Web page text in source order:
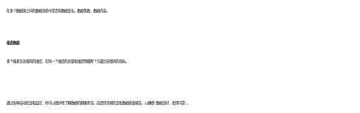
在多个数据源之间的数据流转中是否有数据变化。数据条数，数据内容。
报表数据
多个报表包含相同的维度，在同一个维度的总量和维度明细两个方面比较相同的指标。
通过各种自动检查和监控，你可以很好地了解数据的健康状况。应提供常规检查和数据质量报告，以确保“数据良好，使用可靠”。